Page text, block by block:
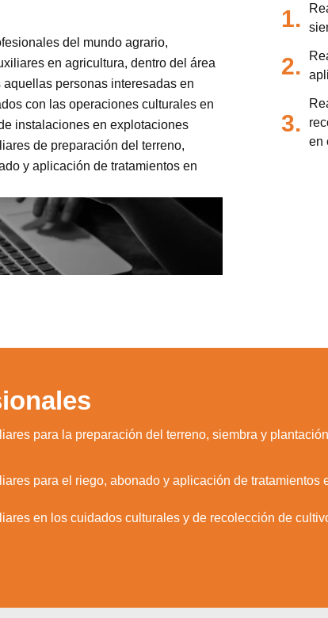
del mundo agrario,
en agricultura, dentro del área
personas interesadas en
con las operaciones culturales en
instalaciones en explotaciones
de preparación del terreno,
y aplicación de tratamientos en
1.
2.
3.
en
para la preparación del terreno, siembra y
para el riego, abonado y aplicación de tratamientos
en los cuidados culturales y de recolección de